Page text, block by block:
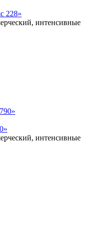
228»
интенсивные
интенсивные